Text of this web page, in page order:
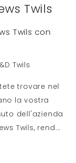
Twils
Twils con
Twils
trovare nel
la vostra
dell'azienda
Twils, rend...